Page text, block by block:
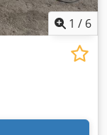
1 / 6